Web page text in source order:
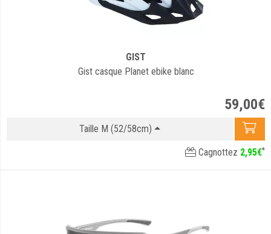
GIST
Gist casque Planet ebike blanc
59,00€
Taille M (52/58cm)
Cagnottez 2,95€*